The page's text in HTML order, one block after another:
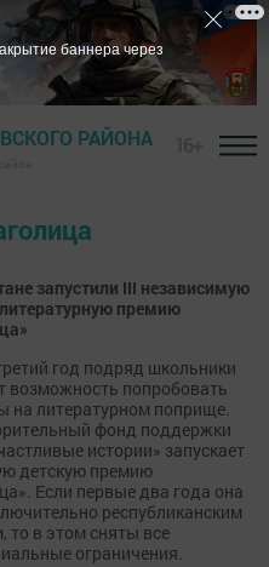
РАЙОНА
запустили III независимую
премию
год подряд школьники
возможность попробовать
на литературном поприще.
фонд поддержки
истории» запускает
детскую премию
Если первые два года она
республиканским
то в этом сняты все
ограничения.
баннера через